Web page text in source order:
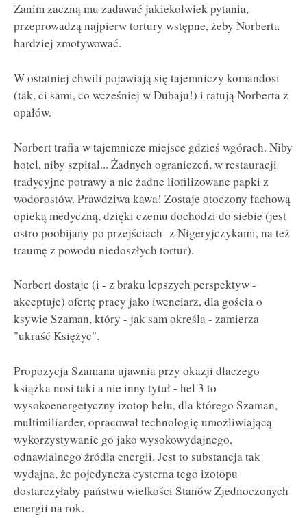
Zanim zaczną mu zadawać jakiekolwiek pytania,
przeprowadzą najpierw tortury wstępne, żeby Norberta
bardziej zmotywować.
W ostatniej chwili pojawiają się tajemniczy komandosi
(tak, ci sami, co wcześniej w Dubaju!) i ratują Norberta z
opałów.
Norbert trafia w tajemnicze miejsce gdzieś wgórach. Niby
hotel, niby szpital... Żadnych ograniczeń, w restauracji
tradycyjne potrawy a nie żadne liofilizowane papki z
wodorostów. Prawdziwa kawa! Zostaje otoczony fachową
opieką medyczną, dzięki czemu dochodzi do siebie (jest
ostro poobijany po przejściach z Nigeryjczykami, na też
traumę z powodu niedoszłych tortur).
Norbert dostaje (i - z braku lepszych perspektyw -
akceptuje) ofertę pracy jako iwenciarz, dla gościa o
ksywie Szaman, który - jak sam określa - zamierza
"ukraść Księżyc".
Propozycja Szamana ujawnia przy okazji dlaczego
książka nosi taki a nie inny tytuł - hel 3 to
wysokoenergetyczny izotop helu, dla którego Szaman,
multimiliarder, opracował technologię umożliwiającą
wykorzystywanie go jako wysokowydajnego,
odnawialnego źródła energii. Jest to substancja tak
wydajna, że pojedyncza cysterna tego izotopu
dostarczyłaby państwu wielkości Stanów Zjednoczonych
energii na rok.